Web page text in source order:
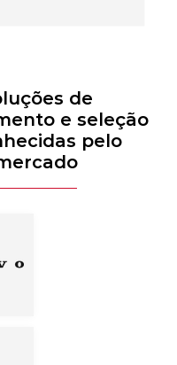
de
e seleção
pelo